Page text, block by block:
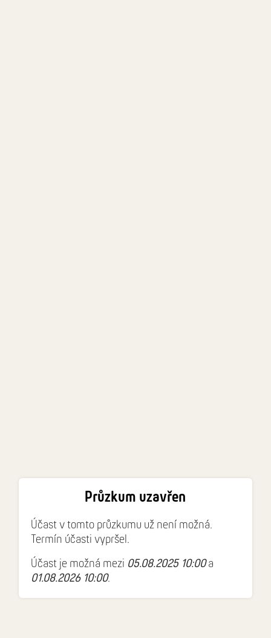
Průzkum uzavřen
Účast v tomto průzkumu už není možná.
Termín účasti vypršel.
Účast je možná mezi 05.08.2025 10:00a
01.08.2026 10:00.